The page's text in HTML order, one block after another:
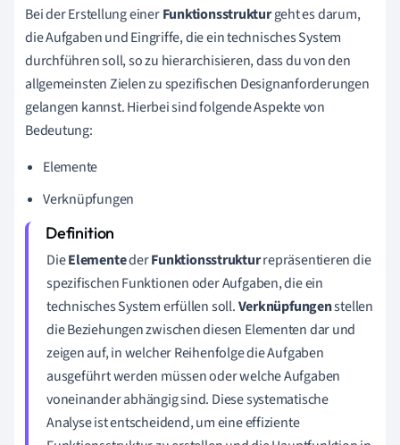
Bei der Erstellung einerFunktionsstrukturgeht es darum,
die Aufgaben und Eingriffe, die ein technisches System
durchführen soll, so zu hierarchisieren, dass du von den
allgemeinsten Zielen zu spezifischen Designanforderungen
gelangen kannst. Hierbei sind folgende Aspekte von
Bedeutung:
Elemente
Verknüpfungen
DieElementederFunktionsstrukturrepräsentieren die
spezifischen Funktionen oder Aufgaben, die ein
technisches System erfüllen soll.Verknüpfungenstellen
die Beziehungen zwischen diesen Elementen dar und
zeigen auf, in welcher Reihenfolge die Aufgaben
ausgeführt werden müssen oder welche Aufgaben
voneinander abhängig sind. Diese systematische
Analyse ist entscheidend, um eine effiziente